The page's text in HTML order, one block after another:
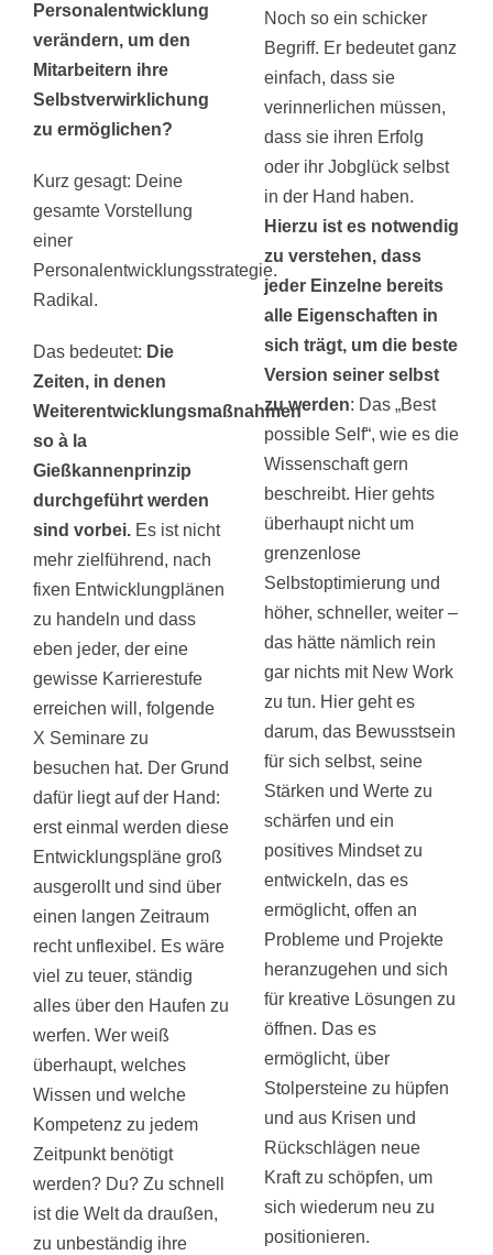
Personalentwicklung
verändern, um den
Mitarbeitern ihre
Selbstverwirklichung
zu ermöglichen?
Kurz gesagt: Deine
gesamte Vorstellung
einer
Personalentwicklungsstrategie.
Radikal.
Das bedeutet: Die
Zeiten, in denen
Weiterentwicklungsmaßnahmen
so à la
Gießkannenprinzip
durchgeführt werden
sind vorbei.Es ist nicht
mehr zielführend, nach
fixen Entwicklungplänen
zu handeln und dass
eben jeder, der eine
gewisse Karrierestufe
erreichen will, folgende
X Seminare zu
besuchen hat. Der Grund
dafür liegt auf der Hand:
erst einmal werden diese
Entwicklungspläne groß
ausgerollt und sind über
einen langen Zeitraum
recht unflexibel. Es wäre
viel zu teuer, ständig
alles über den Haufen zu
werfen. Wer weiß
überhaupt, welches
Wissen und welche
Kompetenz zu jedem
Zeitpunkt benötigt
werden? Du? Zu schnell
ist die Welt da draußen,
zu unbeständig ihre
Noch so ein schicker
Begriff. Er bedeutet ganz
einfach, dass sie
verinnerlichen müssen,
dass sie ihren Erfolg
oder ihr Jobglück selbst
in der Hand haben.
Hierzu ist es notwendig
zu verstehen, dass
jeder Einzelne bereits
alle Eigenschaften in
sich trägt, um die beste
Version seiner selbst
zu werden: Das „Best
possible Self“, wie es die
Wissenschaft gern
beschreibt. Hier gehts
überhaupt nicht um
grenzenlose
Selbstoptimierung und
höher, schneller, weiter –
das hätte nämlich rein
gar nichts mit New Work
zu tun. Hier geht es
darum, das Bewusstsein
für sich selbst, seine
Stärken und Werte zu
schärfen und ein
positives Mindset zu
entwickeln, das es
ermöglicht, offen an
Probleme und Projekte
heranzugehen und sich
für kreative Lösungen zu
öffnen. Das es
ermöglicht, über
Stolpersteine zu hüpfen
und aus Krisen und
Rückschlägen neue
Kraft zu schöpfen, um
sich wiederum neu zu
positionieren.